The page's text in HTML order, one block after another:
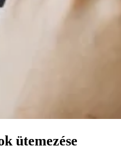
ütemezése